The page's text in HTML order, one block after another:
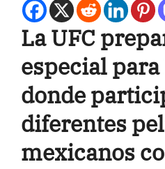
La UFC
especial
donde
diferentes
mexicanos